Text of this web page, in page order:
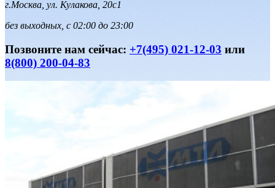
г.Москва, ул. Кулакова, 20с1
без выходных, с 02:00 до 23:00
Позвоните нам сейчас: +7(495) 021-12-03 или
8(800) 200-04-83